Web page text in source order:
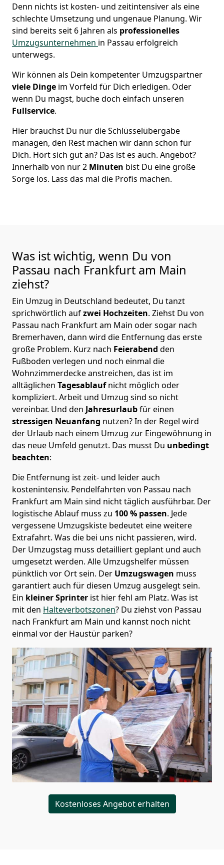
Denn nichts ist kosten- und zeitintensiver als eine
schlechte Umsetzung und ungenaue Planung. Wir
sind bereits seit 6 Jahren als professionelles
Umzugsunternehmen in Passau erfolgreich
unterwegs.
Wir können als Dein kompetenter Umzugspartner
viele Dinge im Vorfeld für Dich erledigen. Oder
wenn Du magst, buche doch einfach unseren
Fullservice.
Hier brauchst Du nur die Schlüsselübergabe
managen, den Rest machen wir dann schon für
Dich. Hört sich gut an? Das ist es auch. Angebot?
Innerhalb von nur 2 Minuten bist Du eine große
Sorge los. Lass das mal die Profis machen.
Was ist wichtig, wenn Du von
Passau nach Frankfurt am Main
ziehst?
Ein Umzug in Deutschland bedeutet, Du tanzt
sprichwörtlich aufzwei Hochzeiten. Ziehst Du von
Passau nach Frankfurt am Main oder sogar nach
Bremer­haven, dann wird die Entfernung das erste
große Problem. Kurz nach Feierabend den
Fußboden verlegen und noch einmal die
Wohnzimmerdecke anstreichen, das ist im
alltäglichen Tagesablaufnicht möglich oder
kompliziert. Arbeit und Umzug sind so nicht
vereinbar. Und den Jahresurlaubfür einen
stressigen Neuanfang nutzen? In der Regel wird
der Urlaub nach einem Umzug zur Eingewöhnung in
das neue Umfeld genutzt. Das musst Du unbedingt
beachten:
Die Entfernung ist zeit- und leider auch
kostenintensiv. Pendelfahrten von Passau nach
Frankfurt am Main sind nicht täglich ausführbar. Der
logistische Ablauf muss zu 100 % passen. Jede
vergessene Umzugskiste bedeutet eine weitere
Extrafahrt. Was die bei uns nicht passieren, wird.
Der Umzugstag muss detailliert geplant und auch
umgesetzt werden. Alle Umzugshelfer müssen
pünktlich vor Ort sein. Der Umzugswagen muss
garantiert auch für diesen Umzug ausgelegt sein.
Ein kleiner Sprinter ist hier fehl am Platz. Was ist
mit den Halteverbotszonen? Du ziehst von Passau
nach Frankfurt am Main und kannst noch nicht
einmal vor der Haustür parken?
Kostenloses Angebot erhalten